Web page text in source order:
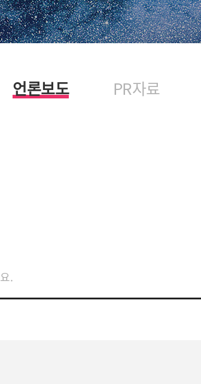
언론보도 PR자료